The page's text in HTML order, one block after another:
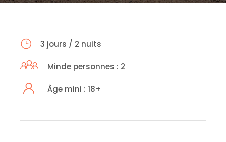
3 jours / 2 nuits
Minde personnes : 2
Âge mini : 18+